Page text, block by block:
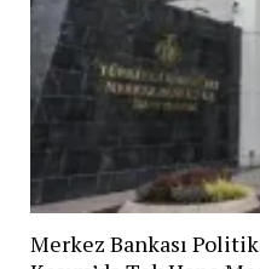
Merkez Bankası